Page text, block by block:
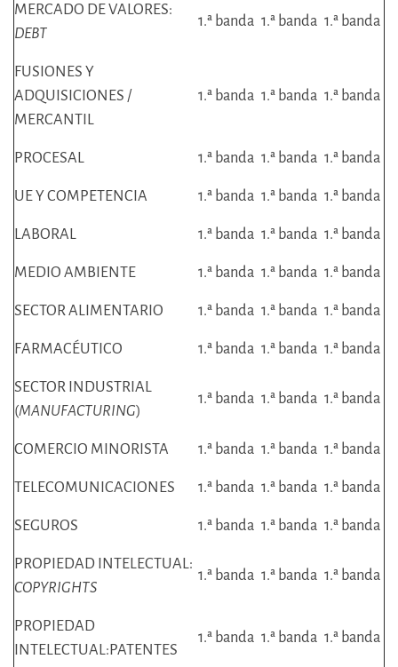
MERCADO DE VALORES:
DEBT
1.ª banda 1.ª banda 1.ª banda
FUSIONES Y
ADQUISICIONES /
MERCANTIL
1.ª banda 1.ª banda 1.ª banda
PROCESAL 1.ª banda 1.ª banda 1.ª banda
UE Y COMPETENCIA 1.ª banda 1.ª banda 1.ª banda
LABORAL 1.ª banda 1.ª banda 1.ª banda
MEDIO AMBIENTE 1.ª banda 1.ª banda 1.ª banda
SECTOR ALIMENTARIO 1.ª banda 1.ª banda 1.ª banda
FARMACÉUTICO 1.ª banda 1.ª banda 1.ª banda
SECTOR INDUSTRIAL
(MANUFACTURING)
1.ª banda 1.ª banda 1.ª banda
COMERCIO MINORISTA 1.ª banda 1.ª banda 1.ª banda
TELECOMUNICACIONES 1.ª banda 1.ª banda 1.ª banda
SEGUROS 1.ª banda 1.ª banda 1.ª banda
PROPIEDAD INTELECTUAL:
COPYRIGHTS
1.ª banda 1.ª banda 1.ª banda
PROPIEDAD
INTELECTUAL:PATENTES
1.ª banda 1.ª banda 1.ª banda